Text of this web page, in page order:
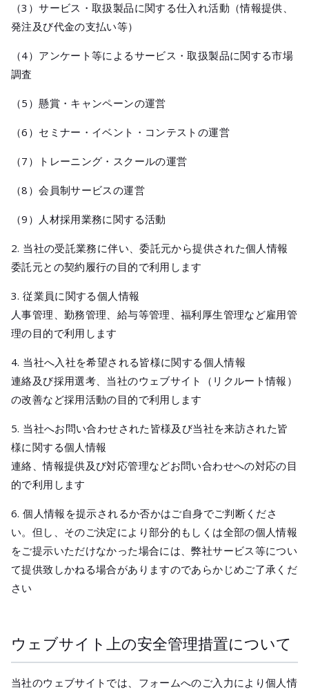
（3）サービス・取扱製品に関する仕入れ活動（情報提供、
発注及び代金の支払い等）
（4）アンケート等によるサービス・取扱製品に関する市場
調査
（5）懸賞・キャンペーンの運営
（6）セミナー・イベント・コンテストの運営
（7）トレーニング・スクールの運営
（8）会員制サービスの運営
（9）人材採用業務に関する活動
2. 当社の受託業務に伴い、委託元から提供された個人情報
委託元との契約履行の目的で利用します
3. 従業員に関する個人情報
人事管理、勤務管理、給与等管理、福利厚生管理など雇用管
理の目的で利用します
4. 当社へ入社を希望される皆様に関する個人情報
連絡及び採用選考、当社のウェブサイト（リクルート情報）
の改善など採用活動の目的で利用します
5. 当社へお問い合わせされた皆様及び当社を来訪された皆
様に関する個人情報
連絡、情報提供及び対応管理などお問い合わせへの対応の目
的で利用します
6. 個人情報を提示されるか否かはご自身でご判断くださ
い。但し、そのご決定により部分的もしくは全部の個人情報
をご提示いただけなかった場合には、弊社サービス等につい
て提供致しかねる場合がありますのであらかじめご了承くだ
さい
ウェブサイト上の安全管理措置について
当社のウェブサイトでは、フォームへのご入力により個人情